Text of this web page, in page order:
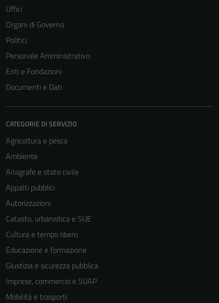
Uffici
Organi di Governo
Politici
Personale Amministrativo
Enti e Fondazioni
Documenti e Dati
CATEGORIE DI SERVIZIO
Agricoltura e pesca
Ambiente
Anagrafe e stato civile
Appalti pubblici
Autorizzazioni
Catasto, urbanistica e SUE
Cultura e tempo libero
Educazione e formazione
Giustizia e sicurezza pubblica
Imprese, commercio e SUAP
Mobilità e trasporti